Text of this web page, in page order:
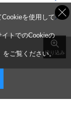
絞り込み
を使用して
トでのCookieの
をご覧ください。